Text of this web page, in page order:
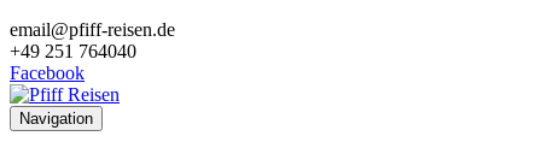
email@pfiff-reisen.de
+49 251 764040
Facebook
Navigation